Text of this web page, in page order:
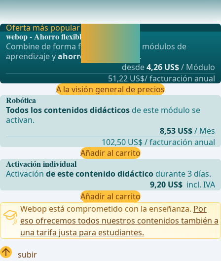
... - Operaciones de cirugía general, visceral y de
trasplantes, cirugía vascular y cirugía torácica
Activación individual
Activaciónde este contenido didáctico durante 3 días.
9,20 US$ incl. IVA
Añadir al carrito
Oferta más popular
webop - Ahorro flexible
Combine de forma flexible nuestros módulos de
aprendizaje yahorre hasta un 50% .
desde4,26 US$/ Módulo
51,22 US$/ facturación anual
A la visión general de precios
Robótica
Todos los contenidos didácticos de este módulo se
activan.
8,53 US$/ Mes
102,50 US$ / facturación anual
Añadir al carrito
Webop está comprometido con la enseñanza. Por
eso ofrecemos todos nuestros contenidos también a
una tarifa justa para estudiantes.
subir